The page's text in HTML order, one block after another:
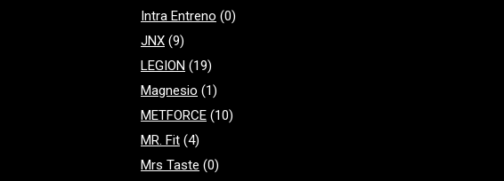
Intra Entreno (0)
JNX (9)
LEGION (19)
Magnesio (1)
METFORCE (10)
MR. Fit (4)
Mrs Taste (0)